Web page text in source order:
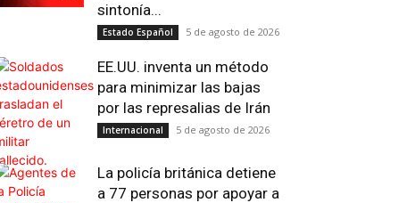
sintonía...
Estado Español 5 de agosto de 2026
EE.UU. inventa un método
para minimizar las bajas
por las represalias de Irán
Internacional 5 de agosto de 2026
La policía británica detiene
a 77 personas por apoyar a